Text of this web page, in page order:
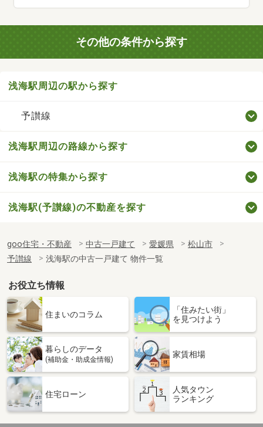
その他の条件から探す
浅海駅周辺の駅から探す
予讃線
浅海駅周辺の路線から探す
浅海駅の特集から探す
浅海駅(予讃線)の不動産を探す
goo住宅・不動産 中古一戸建て 愛媛県
松山市
予讃線
浅海駅の中古一戸建て 物件一覧
お役立ち情報
住まいのコラム
「住みたい街」
を見つけよう
暮らしのデータ
(補助金・助成金情報)
家賃相場
住宅ローン
人気タウン
ランキング